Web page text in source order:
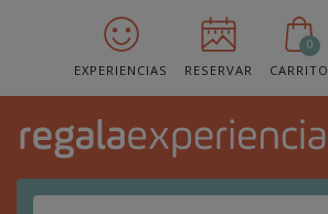
EXPERIENCIAS RESERVAR
0
CARRITO